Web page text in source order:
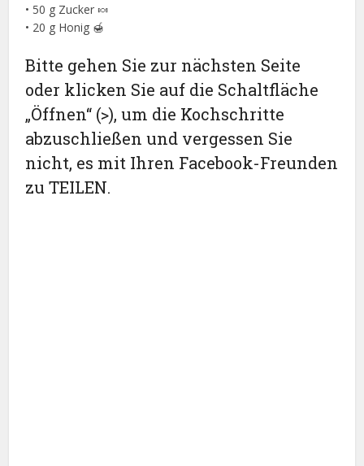
• 50 g Zucker 🍬
• 20 g Honig 🍯
Bitte gehen Sie zur nächsten Seite
oder klicken Sie auf die Schaltfläche
„Öffnen“ (>), um die Kochschritte
abzuschließen und vergessen Sie
nicht, es mit Ihren Facebook-Freunden
zu TEILEN.